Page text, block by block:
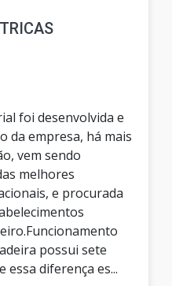
foi desenvolvida e
da empresa, há mais
vem sendo
melhores
e procurada
possui sete
diferença es...